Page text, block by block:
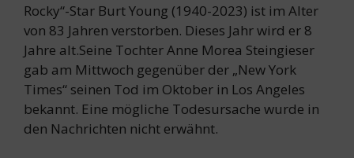
Rocky“-Star Burt Young (1940-2023) ist im Alter
von 83 Jahren verstorben. Dieses Jahr wird er 8
Jahre alt.Seine Tochter Anne Morea Steingieser
gab am Mittwoch gegenüber der „New York
Times“ seinen Tod im Oktober in Los Angeles
bekannt. Eine mögliche Todesursache wurde in
den Nachrichten nicht erwähnt.